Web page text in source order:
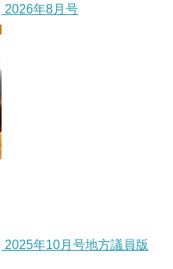
2026年8月号
2025年10月号地方議員版